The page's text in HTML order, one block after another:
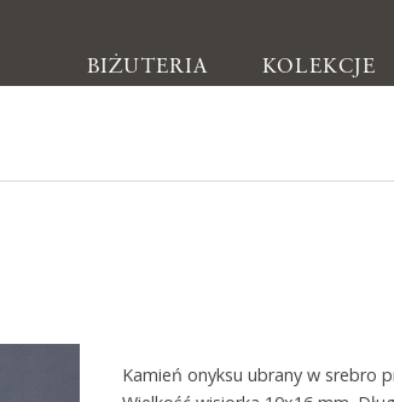
BIŻUTERIA KOLEKCJE
Biżuteria
Pierścionki
Kamień onyksu ubrany w srebro